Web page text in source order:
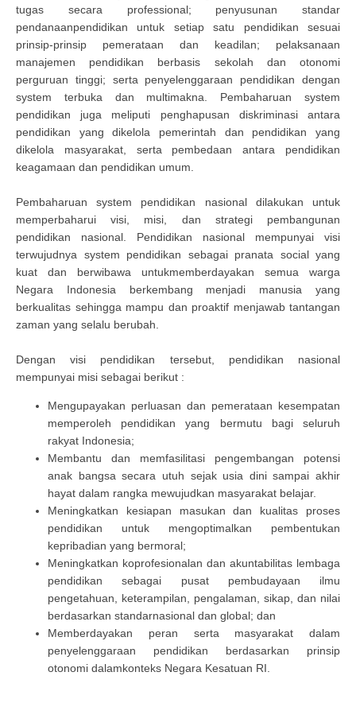
tugas secara professional; penyusunan standar
pendanaanpendidikan untuk setiap satu pendidikan sesuai
prinsip-prinsip pemerataan dan keadilan; pelaksanaan
manajemen pendidikan berbasis sekolah dan otonomi
perguruan tinggi; serta penyelenggaraan pendidikan dengan
system terbuka dan multimakna. Pembaharuan system
pendidikan juga meliputi penghapusan diskriminasi antara
pendidikan yang dikelola pemerintah dan pendidikan yang
dikelola masyarakat, serta pembedaan antara pendidikan
keagamaan dan pendidikan umum.
Pembaharuan system pendidikan nasional dilakukan untuk
memperbaharui visi, misi, dan strategi pembangunan
pendidikan nasional. Pendidikan nasional mempunyai visi
terwujudnya system pendidikan sebagai pranata social yang
kuat dan berwibawa untukmemberdayakan semua warga
Negara Indonesia berkembang menjadi manusia yang
berkualitas sehingga mampu dan proaktif menjawab tantangan
zaman yang selalu berubah.
Dengan visi pendidikan tersebut, pendidikan nasional
mempunyai misi sebagai berikut :
Mengupayakan perluasan dan pemerataan kesempatan
memperoleh pendidikan yang bermutu bagi seluruh
rakyat Indonesia;
Membantu dan memfasilitasi pengembangan potensi
anak bangsa secara utuh sejak usia dini sampai akhir
hayat dalam rangka mewujudkan masyarakat belajar.
Meningkatkan kesiapan masukan dan kualitas proses
pendidikan untuk mengoptimalkan pembentukan
kepribadian yang bermoral;
Meningkatkan koprofesionalan dan akuntabilitas lembaga
pendidikan sebagai pusat pembudayaan ilmu
pengetahuan, keterampilan, pengalaman, sikap, dan nilai
berdasarkan standarnasional dan global; dan
Memberdayakan peran serta masyarakat dalam
penyelenggaraan pendidikan berdasarkan prinsip
otonomi dalamkonteks Negara Kesatuan RI.